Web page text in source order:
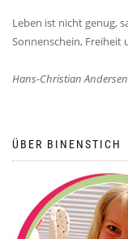
Leben ist nicht genug,
Sonnenschein, Freiheit
Hans-Christian Andersen
ÜBER BINENSTICH